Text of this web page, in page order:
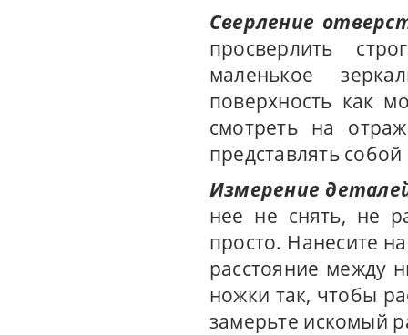
Сверление
просверлить
маленькое
поверхность как
смотреть на
представлять
Измерение
нее не снять, не
просто. Нанесите
расстояние между
ножки так, чтобы
замерьте искомый